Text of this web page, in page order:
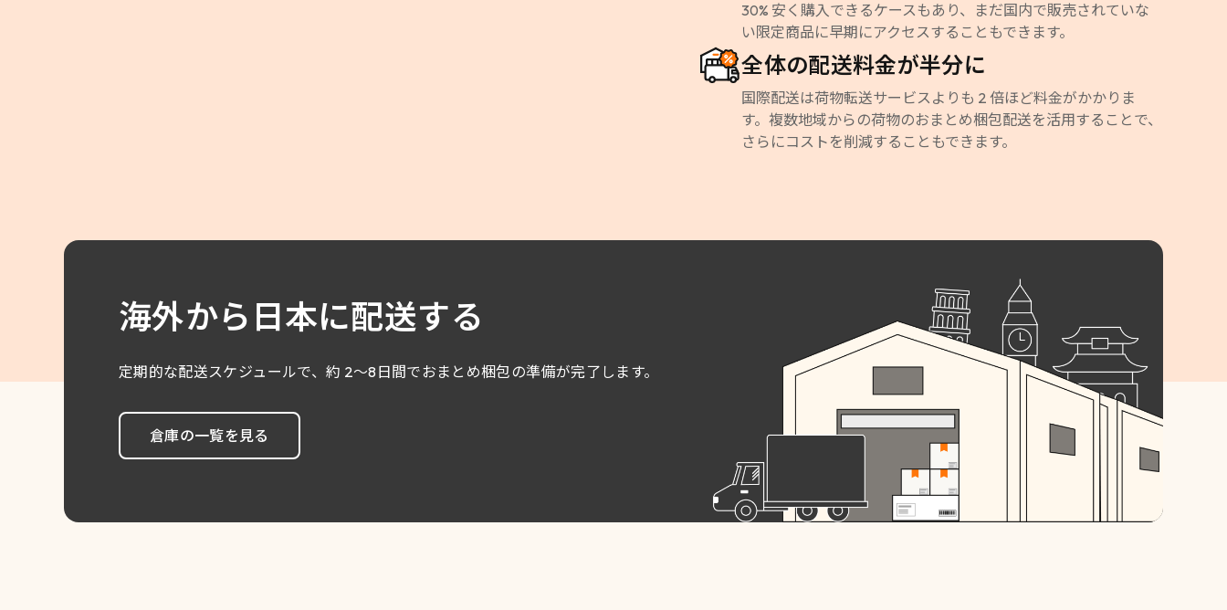
30% 安く購入できるケースもあり、まだ国内で販売されていな
い限定商品に早期にアクセスすることもできます。
全体の配送料金が半分に
国際配送は荷物転送サービスよりも 2 倍ほど料金がかかりま
す。複数地域からの荷物のおまとめ梱包配送を活用することで、
さらにコストを削減することもできます。
海外から日本に配送する
定期的な配送スケジュールで、約 2〜8日間でおまとめ梱包の準備が完了します。
倉庫の一覧を見る